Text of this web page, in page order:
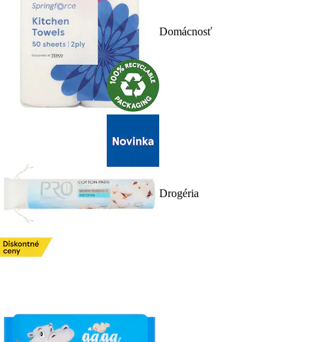
Domácnosť
Drogéria